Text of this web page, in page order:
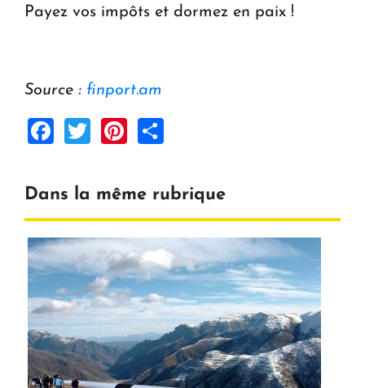
Payez vos impôts et dormez en paix !
Source : finport.am
Facebook
TwitterPinterest
Dans la même rubrique